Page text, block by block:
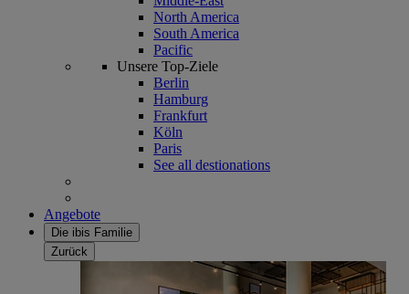
North America
South America
Pacific
Unsere Top-Ziele
Berlin
Hamburg
Frankfurt
Köln
Paris
See all destionations
Angebote
Die ibis Familie
Zurück